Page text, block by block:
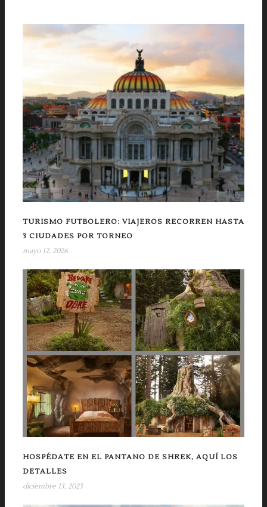
TURISMO FUTBOLERO: VIAJEROS RECORREN HASTA
3 CIUDADES POR TORNEO
mayo 12, 2026
HOSPÉDATE EN EL PANTANO DE SHREK, AQUÍ LOS
DETALLES
diciembre 13, 2023